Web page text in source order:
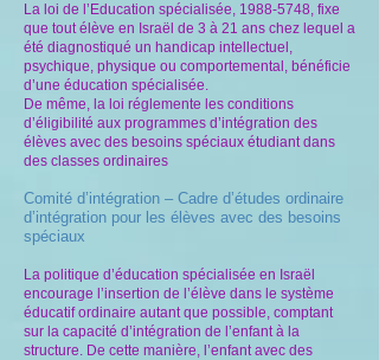
La loi de l’Education spécialisée, 1988-5748, fixe
que tout élève en Israël de 3 à 21 ans chez lequel a
été diagnostiqué un handicap intellectuel,
psychique, physique ou comportemental, bénéficie
d’une éducation spécialisée.
De même, la loi réglemente les conditions
d’éligibilité aux programmes d’intégration des
élèves avec des besoins spéciaux étudiant dans
des classes ordinaires
Comité d’intégration – Cadre d’études ordinaire
d’intégration pour les élèves avec des besoins
spéciaux
La politique d’éducation spécialisée en Israël
encourage l’insertion de l’élève dans le système
éducatif ordinaire autant que possible, comptant
sur la capacité d’intégration de l’enfant à la
structure. De cette manière, l’enfant avec des